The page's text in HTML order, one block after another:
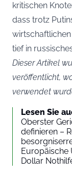
kritischen
dass trotz
tief in
Dieser Artikel
veröffentlicht,
verwendet
Lesen Sie
Oberster
definieren –
Europäische
Dollar